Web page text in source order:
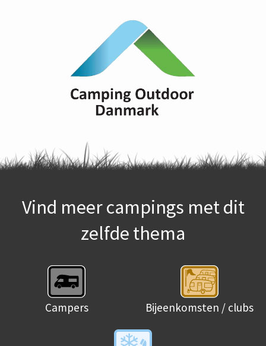
Vind meer campings met dit
zelfde thema
Campers Bijeenkomsten / clubs